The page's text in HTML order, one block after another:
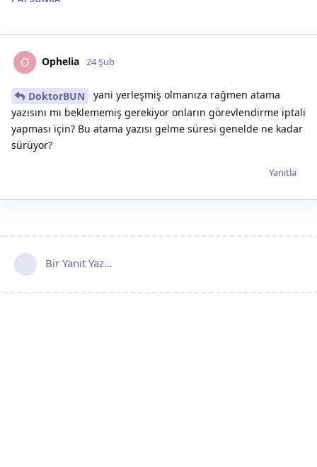
O Ophelia 24 Şub
DoktorBUN
yani yerleşmiş olmanıza rağmen atama
yazısını mı beklememiş gerekiyor onların görevlendirme iptali
yapması için? Bu atama yazısı gelme süresi genelde ne kadar
sürüyor?
Yanıtla
Bir Yanıt Yaz...